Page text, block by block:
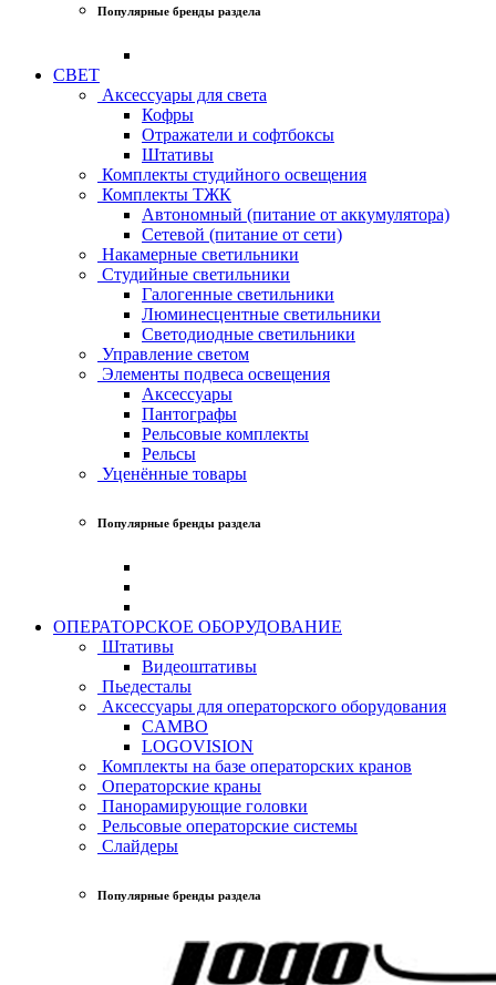
Популярные бренды раздела
СВЕТ
Аксессуары для света
Кофры
Отражатели и софтбоксы
Штативы
Комплекты студийного освещения
Комплекты ТЖК
Автономный (питание от аккумулятора)
Сетевой (питание от сети)
Накамерные светильники
Студийные светильники
Галогенные светильники
Люминесцентные светильники
Светодиодные светильники
Управление светом
Элементы подвеса освещения
Аксессуары
Пантографы
Рельсовые комплекты
Рельсы
Уценённые товары
Популярные бренды раздела
ОПЕРАТОРСКОЕ ОБОРУДОВАНИЕ
Штативы
Видеоштативы
Пьедесталы
Аксессуары для операторского оборудования
CAMBO
LOGOVISION
Комплекты на базе операторских кранов
Операторские краны
Панорамирующие головки
Рельсовые операторские системы
Слайдеры
Популярные бренды раздела